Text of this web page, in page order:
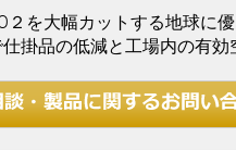
を大幅カットする地球に優
掛品の低減と工場内の有効